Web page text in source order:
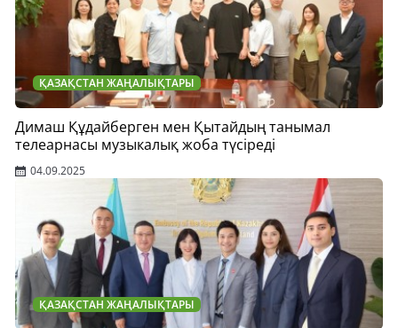
ҚАЗАҚСТАН ЖАҢАЛЫҚТАРЫ
Димаш Құдайберген мен Қытайдың танымал
телеарнасы музыкалық жоба түсіреді
04.09.2025
ҚАЗАҚСТАН ЖАҢАЛЫҚТАРЫ